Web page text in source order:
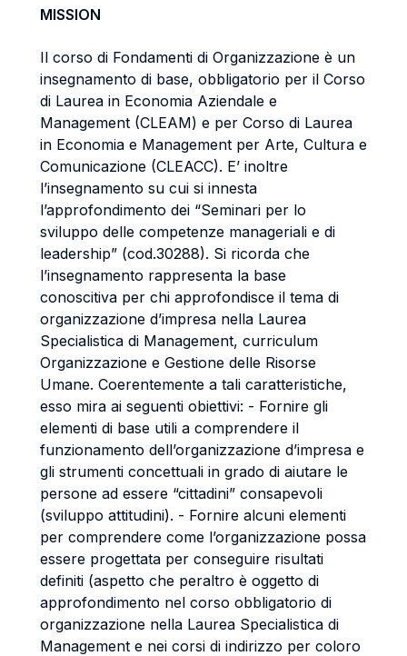
MISSION
Il corso di Fondamenti di Organizzazione è un
insegnamento di base, obbligatorio per il Corso
di Laurea in Economia Aziendale e
Management (CLEAM) e per Corso di Laurea
in Economia e Management per Arte, Cultura e
Comunicazione (CLEACC). E’ inoltre
l’insegnamento su cui si innesta
l’approfondimento dei “Seminari per lo
sviluppo delle competenze manageriali e di
leadership” (cod.30288). Si ricorda che
l’insegnamento rappresenta la base
conoscitiva per chi approfondisce il tema di
organizzazione d’impresa nella Laurea
Specialistica di Management, curriculum
Organizzazione e Gestione delle Risorse
Umane. Coerentemente a tali caratteristiche,
esso mira ai seguenti obiettivi: - Fornire gli
elementi di base utili a comprendere il
funzionamento dell’organizzazione d’impresa e
gli strumenti concettuali in grado di aiutare le
persone ad essere “cittadini” consapevoli
(sviluppo attitudini). - Fornire alcuni elementi
per comprendere come l’organizzazione possa
essere progettata per conseguire risultati
definiti (aspetto che peraltro è oggetto di
approfondimento nel corso obbligatorio di
organizzazione nella Laurea Specialistica di
Management e nei corsi di indirizzo per coloro